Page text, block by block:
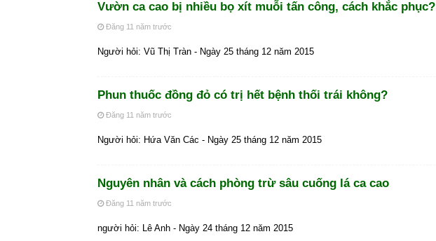
Vườn ca cao bị nhiều bọ xít muỗi tấn công, cách khắc phục?
Đăng 11 năm trước
Người hỏi: Vũ Thị Tràn - Ngày 25 tháng 12 năm 2015
Phun thuốc đồng đỏ có trị hết bệnh thối trái không?
Đăng 11 năm trước
Người hỏi: Hứa Văn Các - Ngày 25 tháng 12 năm 2015
Nguyên nhân và cách phòng trừ sâu cuống lá ca cao
Đăng 11 năm trước
người hỏi: Lê Anh - Ngày 24 tháng 12 năm 2015